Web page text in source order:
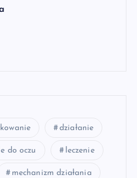
działanie
do oczu leczenie
mechanizm działania